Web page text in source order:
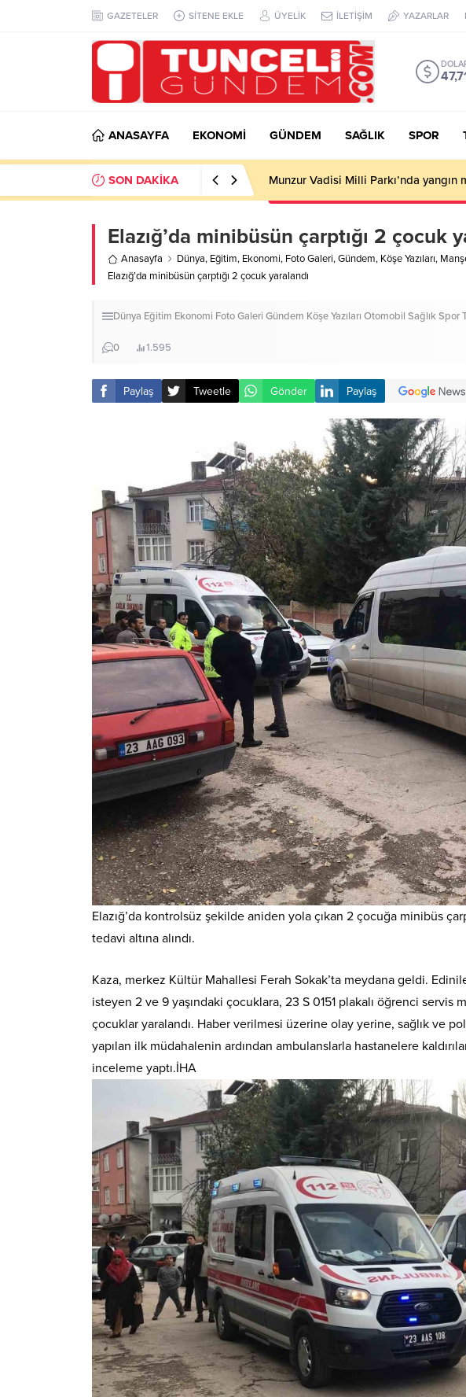
GAZETELER SİTENE EKLE ÜYELİK İLETİŞİM YAZARLAR
ANASAYFA EKONOMİ GÜNDEM SAĞLIK SPOR
SON DAKİKA Munzur Vadisi Milli Parkı’nda
Elazığ’da minibüsün çarptığı 2 çocuk
Anasayfa Dünya, Eğitim, Ekonomi, Foto Galeri,Gündem, Köşe Yazıları,
Elazığ’da minibüsün çarptığı 2 çocuk yaralandı
Dünya Eğitim Ekonomi Foto Galeri Gündem Köşe Yazıları Otomobil SağlıkSpor
0 1.595
Paylaş Tweetle Gönder Paylaş
Elazığ’da kontrolsüz şekilde aniden yola çıkan 2 çocuğa minibüs
tedavi altına alındı.
Kaza, merkez Kültür Mahallesi Ferah Sokak’ta meydana geldi.
isteyen 2 ve 9 yaşındaki çocuklara, 23 S 0151 plakalı öğrenci servis
çocuklar yaralandı. Haber verilmesi üzerine olay yerine, sağlık ve
yapılan ilk müdahalenin ardından ambulanslarla hastanelere
inceleme yaptı.İHA